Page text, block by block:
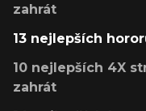
zahrát
13 nejlepších
10 nejlepších 4X
zahrát